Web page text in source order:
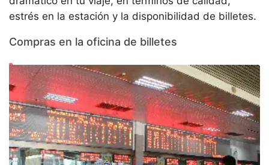
estrés en la estación y la disponibilidad de billetes.
Compras en la oficina de billetes